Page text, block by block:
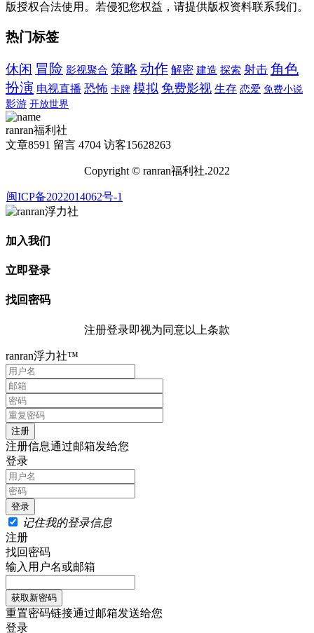
版授权合法使用。若侵犯您权益，请提供版权资料联系我们。
热门标签
休闲 冒险 影视聚合 策略 动作 解密 建造 探索 射击 角色
扮演 电视直播 恐怖 卡牌 模拟 免费影视 生存 恋爱 免费小说
影游 开放世界
ranran福利社
文章8591 留言 4704 访客15628263
Copyright © ranran福利社.2022
闽ICP备2022014062号-1
加入我们
立即登录
找回密码
注册登录即视为同意以上条款
ranran浮力社™
注册信息通过邮箱发给您
登录
记住我的登录信息
注册
找回密码
输入用户名或邮箱
重置密码链接通过邮箱发送给您
登录